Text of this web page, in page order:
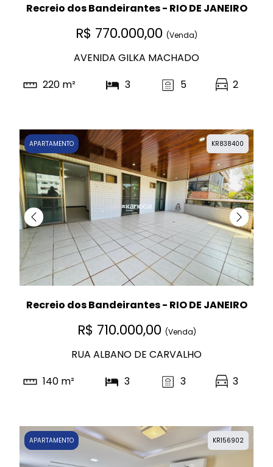
Recreio dos Bandeirantes - RIO DE JANEIRO
R$ 770.000,00 (Venda)
AVENIDA GILKA MACHADO
220 m²
3 5 2
KR838400
APARTAMENTO
Recreio dos Bandeirantes - RIO DE JANEIRO
R$ 710.000,00 (Venda)
RUA ALBANO DE CARVALHO
140 m²
3 3 3
KR156902
APARTAMENTO